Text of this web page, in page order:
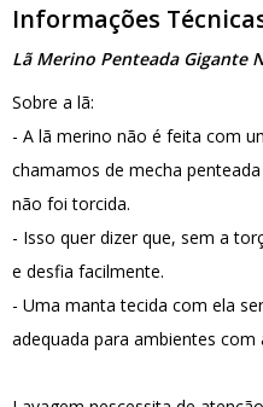
Informações
Lã Merino Penteada Gigante
Sobre a lã:
- A lã merino não é feita com
chamamos de mecha
não foi torcida.
- Isso quer dizer que, sem a
e desfia facilmente.
- Uma manta tecida com ela
adequada para ambientes com